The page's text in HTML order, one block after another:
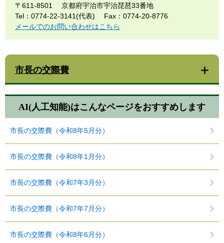
〒611-8501
京都府宇治市宇治琵琶33番地
Tel：0774-22-3141(代表)
Fax：0774-20-8776
メールでのお問い合わせはこちら
市長の交際費
AI(人工知能)はこんなページをおすすめします
市長の交際費（令和8年5月分）
市長の交際費（令和8年1月分）
市長の交際費（令和7年3月分）
市長の交際費（令和7年7月分）
市長の交際費（令和8年6月分）